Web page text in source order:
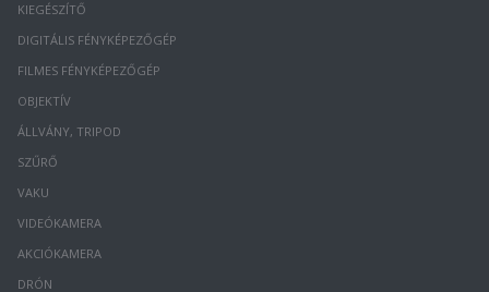
KIEGÉSZÍTŐ
DIGITÁLIS FÉNYKÉPEZŐGÉP
FILMES FÉNYKÉPEZŐGÉP
OBJEKTÍV
ÁLLVÁNY, TRIPOD
SZŰRŐ
VAKU
VIDEÓKAMERA
AKCIÓKAMERA
DRÓN